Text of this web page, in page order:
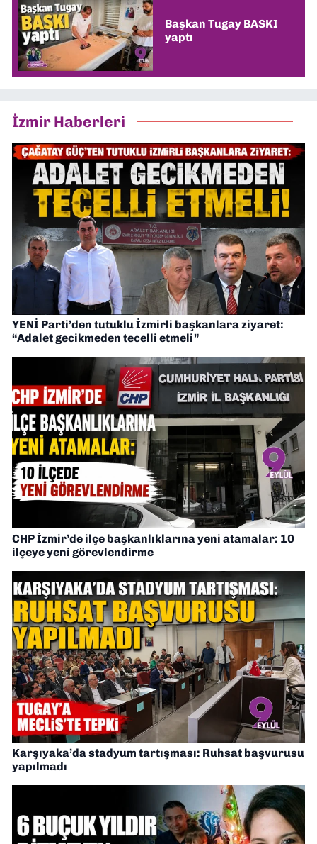
Başkan Tugay BASKI
yaptı
İzmir Haberleri
YENİ Parti’den tutuklu İzmirli başkanlara ziyaret:
“Adalet gecikmeden tecelli etmeli”
CHP İzmir’de ilçe başkanlıklarına yeni atamalar: 10
ilçeye yeni görevlendirme
Karşıyaka’da stadyum tartışması: Ruhsat başvurusu
yapılmadı